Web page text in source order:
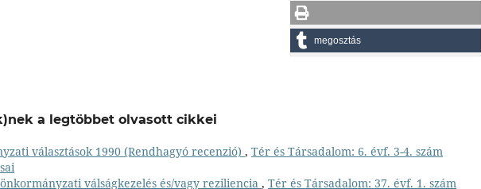
megosztás
a legtöbbet olvasott cikkei
választások 1990 (Rendhagyó recenzió) , Tér és Társadalom: 6. évf. 3-4. szám
válságkezelés és/vagy reziliencia , Tér és Társadalom: 37. évf. 1. szám